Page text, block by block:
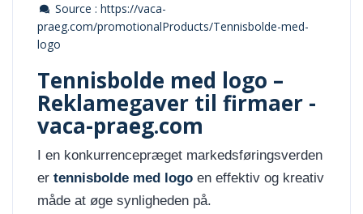
Source : https://vaca-
praeg.com/promotionalProducts/Tennisbolde-med-
logo
Tennisbolde med logo –
Reklamegaver til firmaer -
vaca-praeg.com
I en konkurrencepræget markedsføringsverden
er tennisbolde med logo en effektiv og kreativ
måde at øge synligheden på.